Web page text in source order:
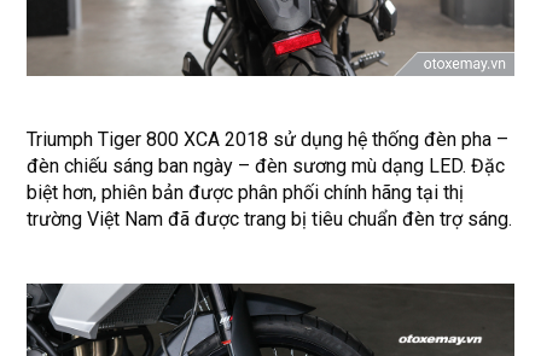
Triumph Tiger 800 XCA 2018 sử dụng hệ thống đèn pha –
đèn chiếu sáng ban ngày – đèn sương mù dạng LED. Đặc
biệt hơn, phiên bản được phân phối chính hãng tại thị
trường Việt Nam đã được trang bị tiêu chuẩn đèn trợ sáng.